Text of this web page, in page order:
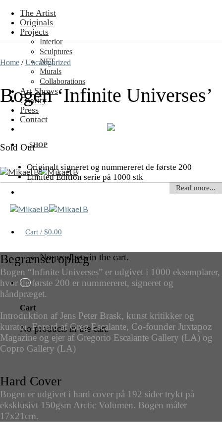
Skip
content
The Artist
Originals
Projects
Interior
Sculptures
NFT
Murals
Collaborations
Art Shows
Charity
Press
Contact
SHOP
Cart / $0.00
No products in the cart.
Cart
No products in the cart.
Home / Uncategorized
Bogen ‘Infinite Universes’
Sold Out
Originalt signeret og nummereret de første 200
Limited Edition serie på 1000 stk
Read more...
Begrænset oplæg
Bogen “Infinite Universes” er udgivet i 1000 eksemplarer,
hvor de første 200 er nummereret, signeret og
håndpræget.
Introduktion af Jens Peter Brask, kunst kritikker og
kurator. Forord af Greg Escalante, Co-founder Juxtapoz
Magazine og ejer af Gregorio Escalante Gallery (LA) og
Copro Gallery (LA)
Hard Cover
Bogen er udgivet i hard cover på 192 sider trykt på
eksklusivt 150gsm Arctic Volumen. Bogen måler
17x21cm.